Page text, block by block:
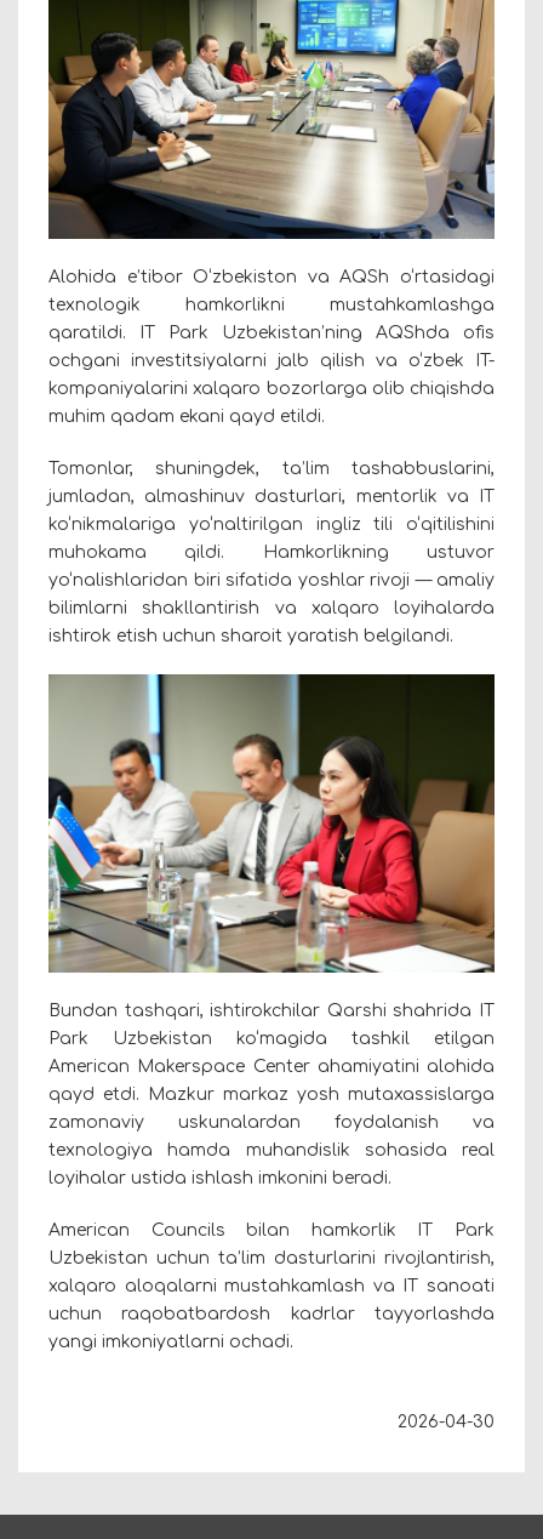
Alohida e’tibor O‘zbekiston va AQSh o‘rtasidagi
texnologik hamkorlikni mustahkamlashga
qaratildi. IT Park Uzbekistan’ning AQShda ofis
ochgani investitsiyalarni jalb qilish va o‘zbek IT-
kompaniyalarini xalqaro bozorlarga olib chiqishda
muhim qadam ekani qayd etildi.
Tomonlar, shuningdek, ta’lim tashabbuslarini,
jumladan, almashinuv dasturlari, mentorlik va IT
ko‘nikmalariga yo‘naltirilgan ingliz tili o‘qitilishini
muhokama qildi. Hamkorlikning ustuvor
yo‘nalishlaridan biri sifatida yoshlar rivoji — amaliy
bilimlarni shakllantirish va xalqaro loyihalarda
ishtirok etish uchun sharoit yaratish belgilandi.
Bundan tashqari, ishtirokchilar Qarshi shahrida IT
Park Uzbekistan ko‘magida tashkil etilgan
American Makerspace Center ahamiyatini alohida
qayd etdi. Mazkur markaz yosh mutaxassislarga
zamonaviy uskunalardan foydalanish va
texnologiya hamda muhandislik sohasida real
loyihalar ustida ishlash imkonini beradi.
American Councils bilan hamkorlik IT Park
Uzbekistan uchun ta’lim dasturlarini rivojlantirish,
xalqaro aloqalarni mustahkamlash va IT sanoati
uchun raqobatbardosh kadrlar tayyorlashda
yangi imkoniyatlarni ochadi.
2026-04-30